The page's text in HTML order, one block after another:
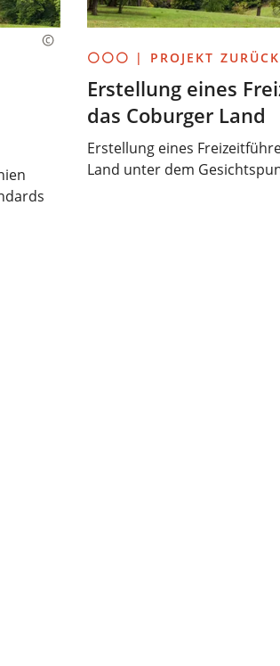
⚪⚪⚪ | PROJEKT
Erstellung eines
das Coburger Land
Erstellung eines
Land unter dem